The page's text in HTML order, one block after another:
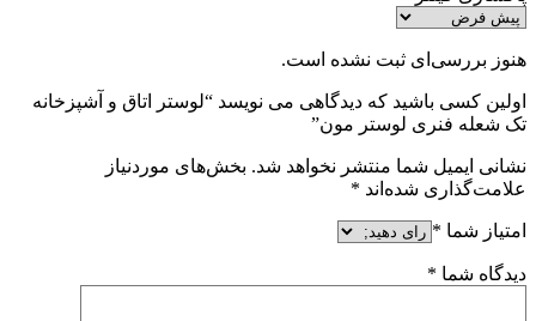
هنوز بررسی‌ای ثبت نشده است.
اولین کسی باشید که دیدگاهی می نویسد “لوستر اتاق و آشپزخانه
تک شعله فنری لوستر مون”
نشانی ایمیل شما منتشر نخواهد شد. بخش‌های موردنیاز
علامت‌گذاری شده‌اند *
امتیاز شما *
دیدگاه شما *